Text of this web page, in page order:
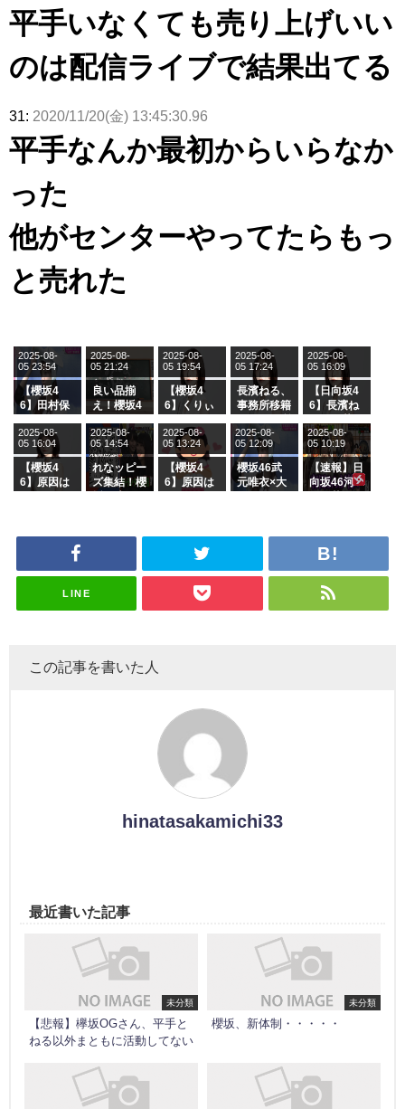
平手いなくても売り上げいい
のは配信ライブで結果出てる
31: 2020/11/20(金) 13:45:30.96
平手なんか最初からいらなか
った
他がセンターやってたらもっ
と売れた
【櫻坂4
6】田村保
ージを脱い
でいた理由
2025-08-
05 23:54
良い品揃
え！櫻坂4
グル『Mak
e or Brea
k』オフィ
シャルグッ
ズ絶賛販売
2025-08-
05 21:24
【櫻坂4
6】くりぃ
の2人を手
玉に取る大
沼晶保【く
りぃむナン
タラ】
2025-08-
05 19:54
長濱ねる、
事務所移籍
属を発表
2025-08-
05 17:24
【日向坂4
6】長濱ね
ら移籍しフ
ラーム所属
に。これで
事務所に所
属している
がこちら
2025-08-
05 16:09
【櫻坂4
6】原因は
ざわつかせ
2025-08-
05 16:04
れなッピー
ズ集結！櫻
「ラヴィッ
スタジオ出
2025-08-
05 14:54
【櫻坂4
6】原因は
ざわつかせ
2025-08-
05 13:24
櫻坂46武
元唯衣×大
さんに恐怖
ナンタラ】
2025-08-
05 12:09
【速報】日
向坂46河
2025-08-
05 10:19
LINE
この記事を書いた人
hinatasakamichi33
最近書いた記事
未分類
【悲報】欅坂OGさん、平手と
ねる以外まともに活動してない
未分類
櫻坂、新体制・・・・・